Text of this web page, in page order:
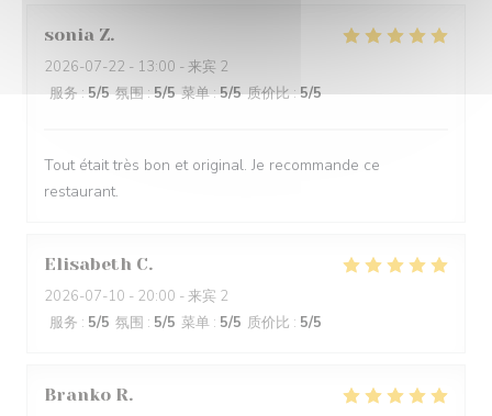
sonia Z
2026-07-22 - 13:00 - 来宾 2
服务 : 5/5 氛围:5/5 菜单:5/5 质价比:5/5
Tout était très bon et original. Je recommande ce
restaurant.
Elisabeth C
2026-07-10 - 20:00 - 来宾 2
服务 : 5/5 氛围 : 5/5 菜单 : 5/5 质价比 : 5/5
Branko R